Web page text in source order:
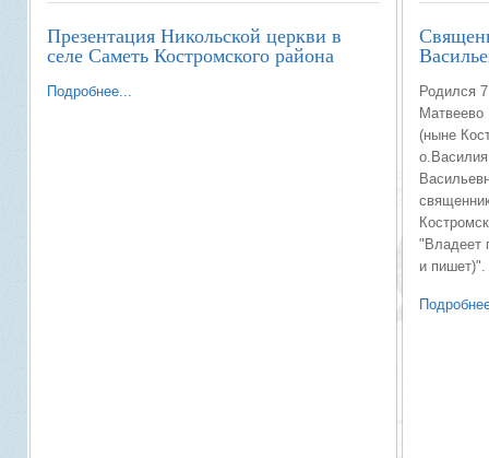
Презентация Никольской церкви в
селе Саметь Костромского района
Подробнее...
Родился
Матвеево
(ныне
"Владеет
и пишет)".